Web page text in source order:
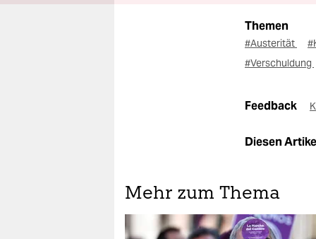
Themen
#Austerität
#Verschuldung
Feedback
Diesen
Mehr zum Thema